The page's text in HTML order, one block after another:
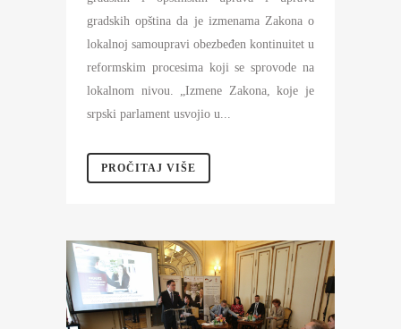
gradskih opština da je izmenama Zakona o
lokalnoj samoupravi obezbeđen kontinuitet u
reformskim procesima koji se sprovode na
lokalnom nivou. „Izmene Zakona, koje je
srpski parlament usvojio u...
PROČITAJ VIŠE